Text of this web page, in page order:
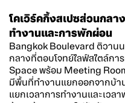
โคเวิร์คกิ้งสเปซส่วนกล
ทำงานและการพักผ่อน
Bangkok Boulevard ติวาน
กลางที่ตอบโจทย์ไลฟ์สไตล์ก
Space พร้อม Meeting
มีพื้นที่ทำงานแยกออกจากบ้า
แยกเวลาการทำงานและเวล